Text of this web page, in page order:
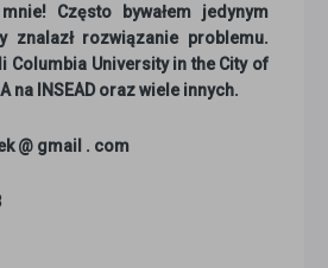
Często bywałem jedynym
znalazł rozwiązanie problemu.
Columbia University in the City of
na INSEAD oraz wiele innych.
@ gmail . com